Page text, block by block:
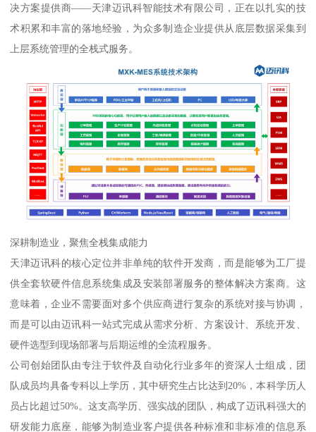
决方案提供商——天津迈讯科智能技术有限公司，正在以扎实的技
术积累和丰富的落地经验，为众多制造企业提供从底层数据采集到
上层系统管理的全栈式服务。
深耕制造业，聚焦全栈集成能力
天津迈讯科的核心定位并非单纯的软件开发商，而是能够为工厂提
供全套软硬件信息系统集成及安装部署服务的整体解决方案商。这
意味着，企业不需要面对多个供应商进行复杂的系统对接与协调，
而是可以由迈讯科一站式完成从需求分析、方案设计、系统开发、
硬件选型到现场部署与后期运维的全流程服务。
公司创始团队由专注于软件及自动化行业多年的资深人士组成，团
队成员均具备专科以上学历，其中研究生占比达到20%，本科学历人
员占比超过50%。这支高学历、强实战的团队，构成了迈讯科强大的
研发能力底座，能够为制造业客户提供各种标准和非标准的信息系